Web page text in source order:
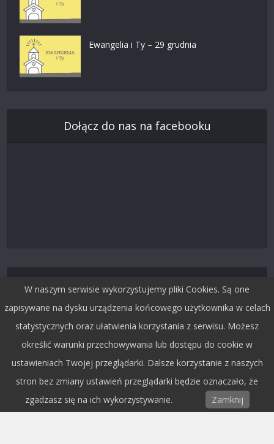
Ewangelia i Ty – 29 grudnia
Dołącz do nas na facebooku
Śledź nas na Twitterze
W naszym serwisie wykorzystujemy pliki Cookies. Są one
zapisywane na dysku urządzenia końcowego użytkownika w celach
statystycznych oraz ułatwienia korzystania z serwisu. Możesz
określić warunki przechowywania lub dostępu do cookie w
ustawieniach Twojej przeglądarki. Dalsze korzystanie z naszych
stron bez zmiany ustawień przeglądarki będzie oznaczało, że
zgadzasz się na ich wykorzystywanie.
Zamknij